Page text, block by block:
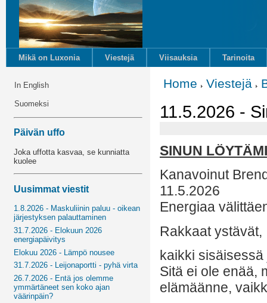
Mikä on Luxonia Viestejä Viisauksia Tarinoita
In English
Suomeksi
Päivän uffo
Joka uffotta kasvaa, se kunniatta
kuolee
Uusimmat viestit
1.8.2026 - Maskuliinin paluu - oikean
järjestyksen palauttaminen
31.7.2026 - Elokuun 2026
energiapäivitys
Elokuu 2026 - Lämpö nousee
31.7.2026 - Leijonaportti - pyhä virta
26.7.2026 - Entä jos olemme
ymmärtäneet sen koko ajan
väärinpäin?
Home Viestejä
11.5.2026 -
SINUN
Kanavoinut
11.5.2026
Energiaa
Rakkaat ystävät,
kaikki
Sitä ei ole enää,
elämäänne,